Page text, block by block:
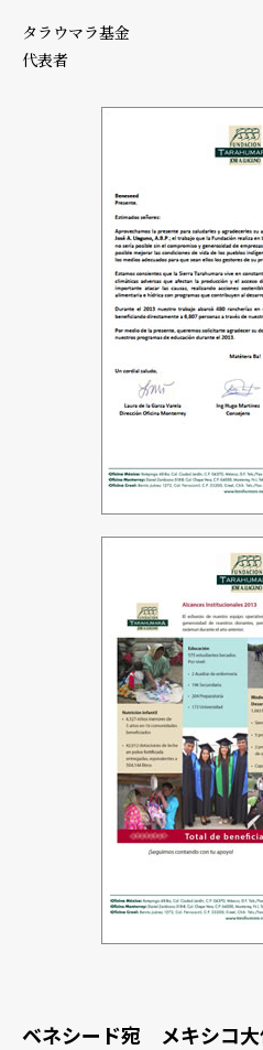
タラウマラ基金
代表者
ベネシード宛 メキシコ大